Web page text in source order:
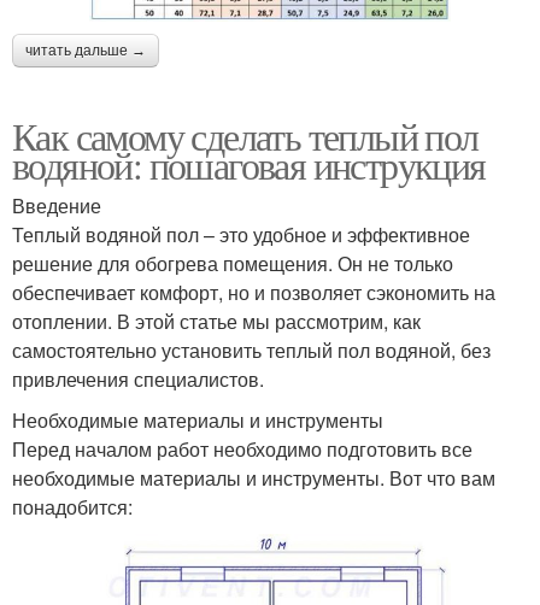
читать дальше →
Как самому сделать теплый пол
водяной: пошаговая инструкция
Введение
Теплый водяной пол – это удобное и эффективное
решение для обогрева помещения. Он не только
обеспечивает комфорт, но и позволяет сэкономить на
отоплении. В этой статье мы рассмотрим, как
самостоятельно установить теплый пол водяной, без
привлечения специалистов.
Необходимые материалы и инструменты
Перед началом работ необходимо подготовить все
необходимые материалы и инструменты. Вот что вам
понадобится: